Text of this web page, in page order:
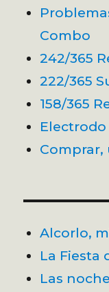
Combo
242/365
222/365
158/365
Comprar,
Alcorlo,
La Fiesta
Las